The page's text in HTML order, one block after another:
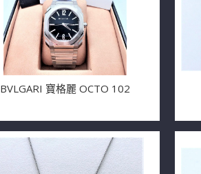
BVLGARI 寶格麗 OCTO 102